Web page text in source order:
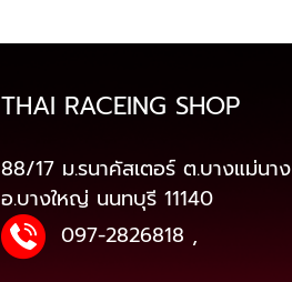
THAI RACEING SHOP
88/17 ม.รนาคัสเตอร์ ต.บางแม่นาง
อ.บางใหญ่ นนทบุรี 11140
097-2826818 ,